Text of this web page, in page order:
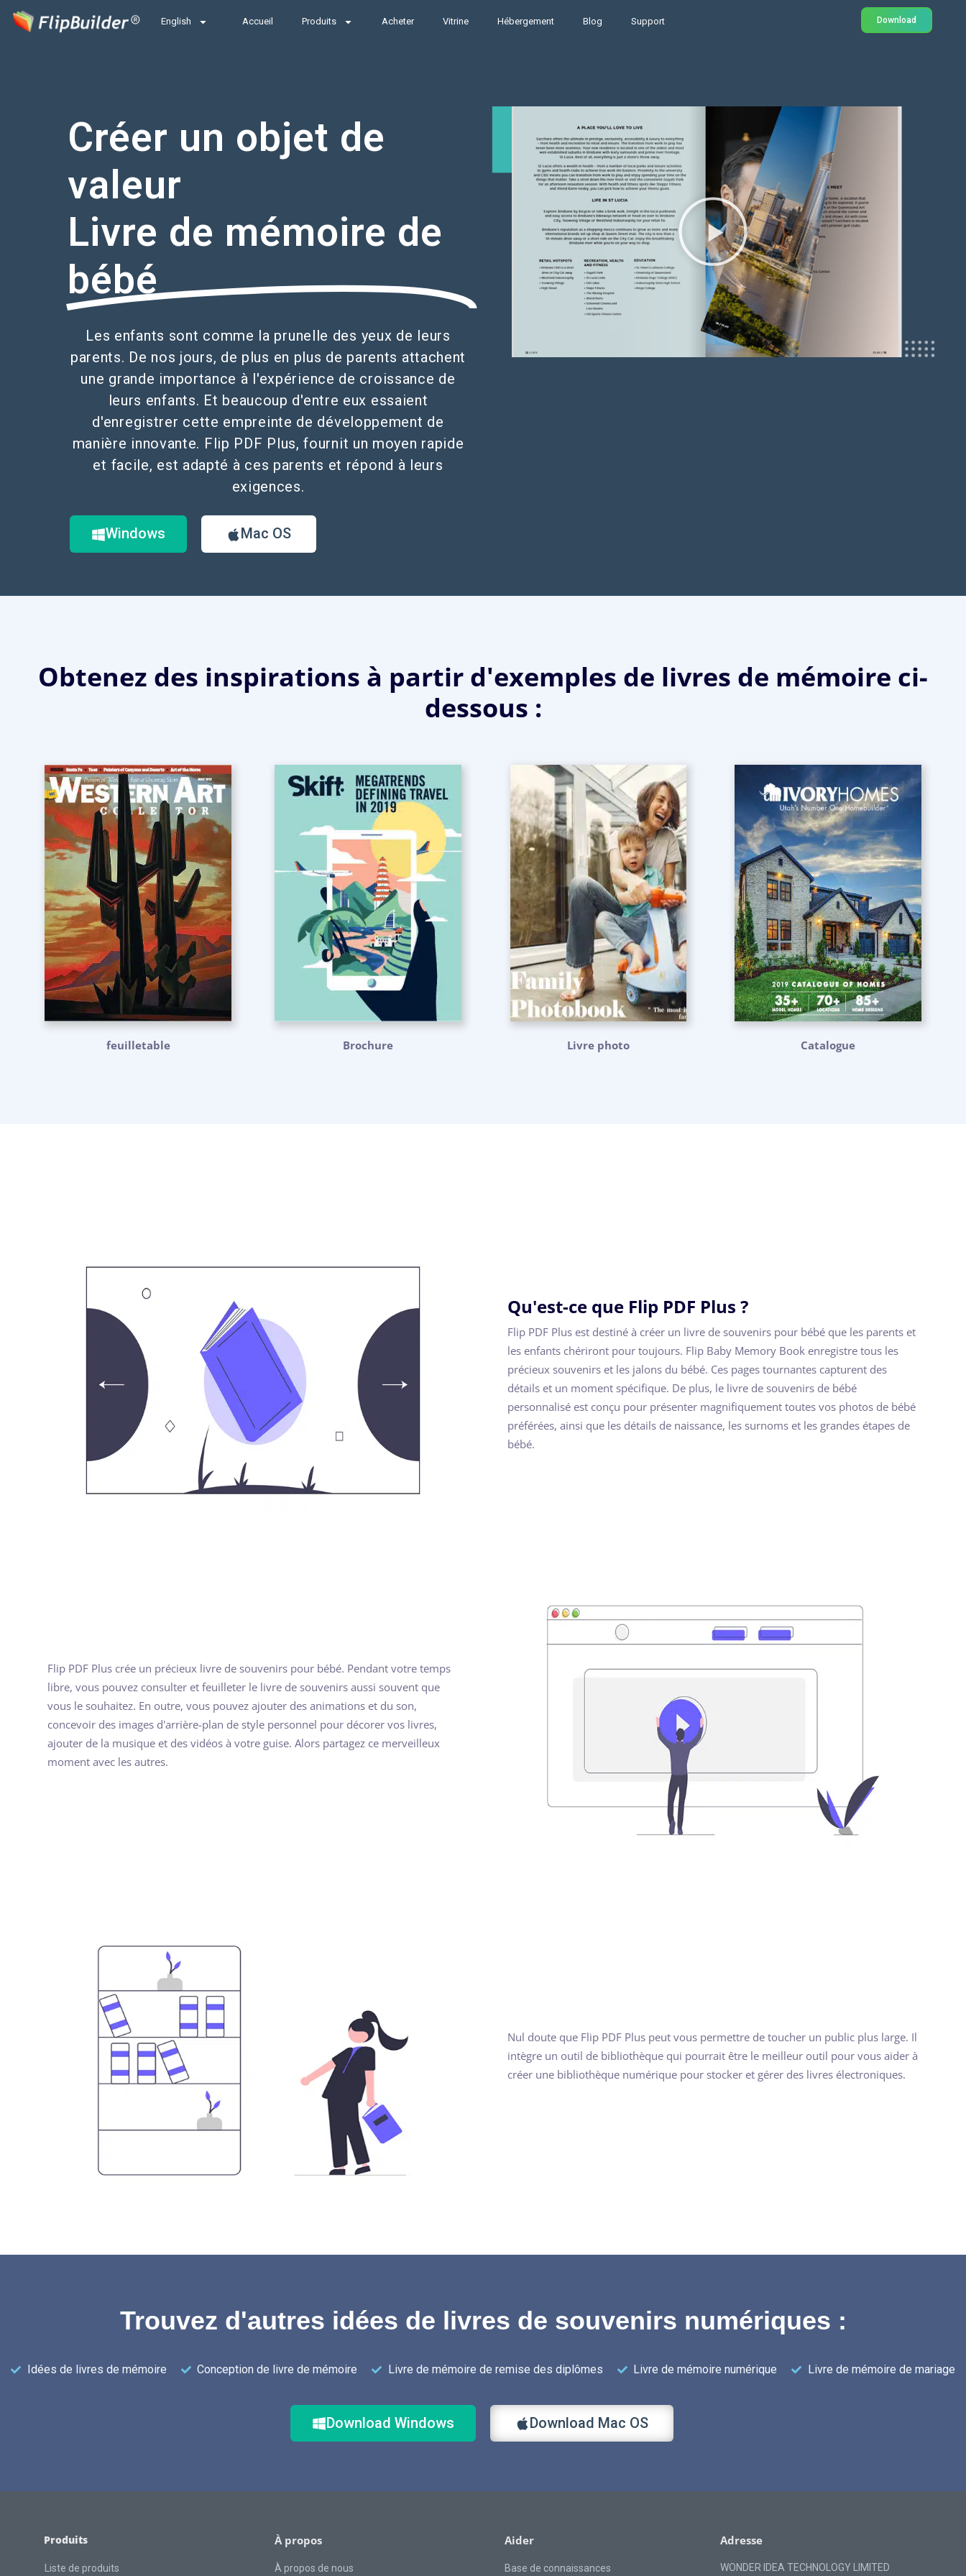
English Accueil Produits Acheter Vitrine Hébergement Blog Support Download
Créer un objet de
valeur
Livre de mémoire de
bébé
Les enfants sont comme la prunelle des yeux de leurs
parents. De nos jours, de plus en plus de parents attachent
une grande importance à l'expérience de croissance de
leurs enfants. Et beaucoup d'entre eux essaient
d'enregistrer cette empreinte de développement de
manière innovante. Flip PDF Plus, fournit un moyen rapide
et facile, est adapté à ces parents et répond à leurs
exigences.
Windows Mac OS
Obtenez des inspirations à partir d'exemples de livres de mémoire ci-
dessous :
feuilletable Brochure Livre photo Catalogue
Qu'est-ce que Flip PDF Plus ?
Flip PDF Plus est destiné à créer un livre de souvenirs pour bébé que les parents et
les enfants chériront pour toujours. Flip Baby Memory Book enregistre tous les
précieux souvenirs et les jalons du bébé. Ces pages tournantes capturent des
détails et un moment spécifique. De plus, le livre de souvenirs de bébé
personnalisé est conçu pour présenter magnifiquement toutes vos photos de bébé
préférées, ainsi que les détails de naissance, les surnoms et les grandes étapes de
bébé.
Flip PDF Plus crée un précieux livre de souvenirs pour bébé. Pendant votre temps
libre, vous pouvez consulter et feuilleter le livre de souvenirs aussi souvent que
vous le souhaitez. En outre, vous pouvez ajouter des animations et du son,
concevoir des images d'arrière-plan de style personnel pour décorer vos livres,
ajouter de la musique et des vidéos à votre guise. Alors partagez ce merveilleux
moment avec les autres.
Nul doute que Flip PDF Plus peut vous permettre de toucher un public plus large. Il
intègre un outil de bibliothèque qui pourrait être le meilleur outil pour vous aider à
créer une bibliothèque numérique pour stocker et gérer des livres électroniques.
Trouvez d'autres idées de livres de souvenirs numériques :
Idées de livres de mémoire Conception de livre de mémoire Livre de mémoire de remise des diplômes Livre de mémoire numérique Livre de mémoire de mariage
Download Windows Download Mac OS
Produits
Liste de produits
À propos
À propos de nous
Aider
Base de connaissances
Adresse
WONDER IDEA TECHNOLOGY LIMITED